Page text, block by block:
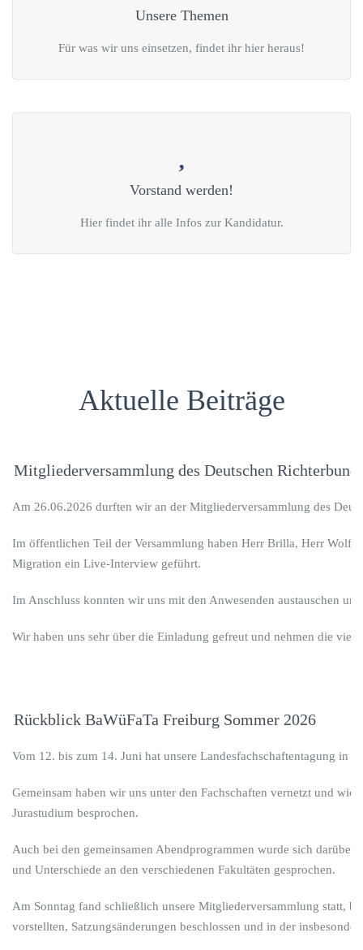
Unsere Themen
Für was wir uns einsetzen, findet ihr hier heraus!
Vorstand werden!
Hier findet ihr alle Infos zur Kandidatur.
Aktuelle Beiträge
Mitgliederversammlung des Deutschen
Am 26.06.2026 durften wir an der Mitgliederversammlung des
Im öffentlichen Teil der Versammlung haben Herr Brilla, Herr Wolf
Migration ein Live-Interview geführt.
Im Anschluss konnten wir uns mit den Anwesenden austauschen
Wir haben uns sehr über die Einladung gefreut und nehmen die
Rückblick BaWüFaTa Freiburg Sommer 2026
Vom 12. bis zum 14. Juni hat unsere Landesfachschaftentagung in
Gemeinsam haben wir uns unter den Fachschaften vernetzt und
Jurastudium besprochen.
Auch bei den gemeinsamen Abendprogrammen wurde sich darüber
und Unterschiede an den verschiedenen Fakultäten gesprochen.
Am Sonntag fand schließlich unsere Mitgliederversammlung statt,
vorstellten, Satzungsänderungen beschlossen und in der